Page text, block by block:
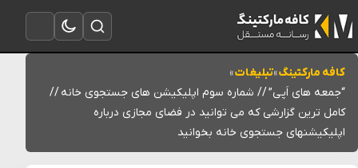
باز کردن منو
تغییر به حالت تاریک
باز کردن جستجو
کافه مارکتینگ»تبلیغات»
“جمعه های اَپی” // شماره سوم اپلیکیشن های جستجوی خانه //
کامل ترین گزارشی که می توانید در فضای مجازی درباره
اپلیکیشنهای جستجوی خانه بخوانید